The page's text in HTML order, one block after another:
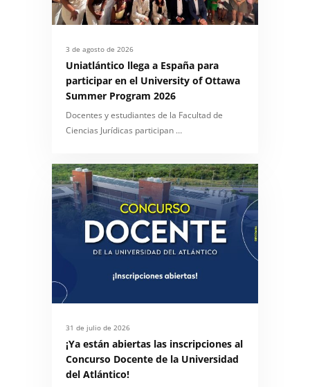
3 de agosto de 2026
Uniatlántico llega a España para
participar en el University of Ottawa
Summer Program 2026
Docentes y estudiantes de la Facultad de
Ciencias Jurídicas participan …
31 de julio de 2026
¡Ya están abiertas las inscripciones al
Concurso Docente de la Universidad
del Atlántico!